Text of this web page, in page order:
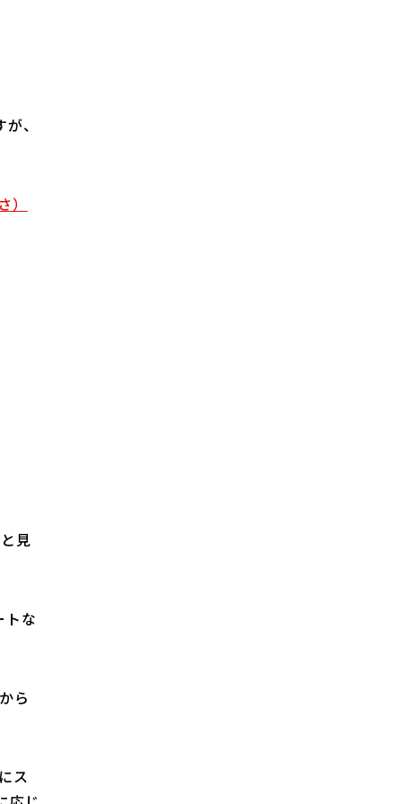
、
見
トな
ら
ス